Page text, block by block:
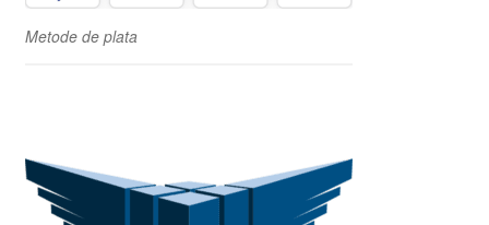
Metode de plata